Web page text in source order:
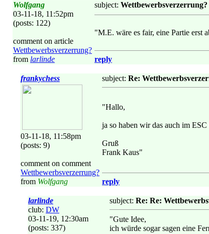
Wolfgang
03-11-18, 11:52pm
(posts: 122)
comment on article
Wettbewerbsverzerrung?
from larlinde
subject: Wettbewerbsverzerrung?
"M.E. wäre es fair, eine Partie erst
reply
frankychess
03-11-18, 11:58pm
(posts: 9)
comment on comment
Wettbewerbsverzerrung?
from Wolfgang
subject: Re:
"Hallo,
ja so haben wir das auch im
Gruß
Frank Kaus"
reply
larlinde
club: DW
03-11-19, 12:30am
(posts: 337)
subject: Re: Re:
"Gute Idee,
ich würde sogar sagen eine